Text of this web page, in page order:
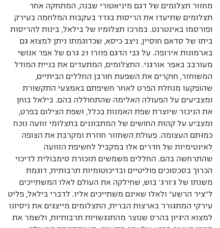
מחזור תצלומים של דגם מיניאטורי שבנה, המתחקה אחר
תצלומים שתיעדו את הריסות בגדד בעקבות המלחמה בעירק
ופורסמו באינטרנט. במרכז תצלומיו של בילאל, בינות להריסות
ביתו של סדאם חוסיין, ניצב כיסא, שכדוגמתו ניתן למצוא גם
בארמונות אירופה. על גבי הדגם פוזרו 21 גרם של אפר אנושי
מעורבב באפר אורגני. התצלומים, המתעדים את בניית המודל
המשוחזר, חוקרים את השפעת חורבן החללים הביתיים,
שהופקעו מנחלת הפרט לאחר חשיפתם באמצעי התקשורת
ומצביעים על הפעולה האלימה שהתחוללה בהם. בילאל בוחן
את הניכור שיוצרת שפת האמנות בכלל, ושפת הצילום בפרט,
ומצביע על קהות החושים של המתבוננים בתצלומי זוועה נוכח
כמוּתם העצומה. פעולת השִחזור חוזרת ומקרבת את הצופה
לאינטימיות של חדרים אלו במקביל לחשיפת הזוועה
שהתרחשה בהם. החללים משמשים תזכורת סימבולית לדיכוי
הכרוך בסכסוכים פוליטיים ובדיכוטומיות תרבותית, דוגמת
משנתו של ג’ורג’ בוש, שחילקה את העולם לאלו המשתייכים
ל”ציר הרשע” ולאלו שאינם משתייכים אליו. לדברי בילאל, פליט
עירקי המתגורר בארצות הברית, התצלומים מייצגים את ניסיונו
למצוא היגיון בהרס שנוצר מהתנגשויות תרבותיות, ולשמר את